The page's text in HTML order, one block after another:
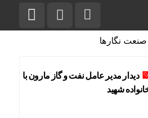
دیدار مدیر عامل نفت و گاز مارون با
شهید